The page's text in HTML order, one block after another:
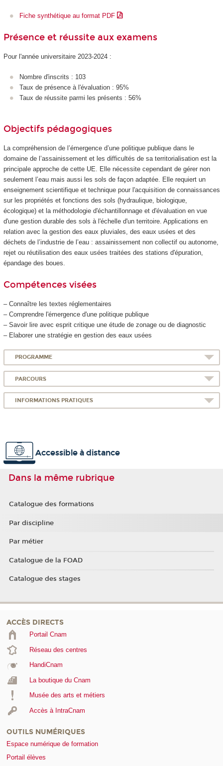
Fiche synthétique au format PDF
Présence et réussite aux examens
Pour l'année universitaire 2023-2024 :
Nombre d'inscrits : 103
Taux de présence à l'évaluation : 95%
Taux de réussite parmi les présents : 56%
Objectifs pédagogiques
La compréhension de l’émergence d’une politique publique dans le
domaine de l’assainissement et les difficultés de sa territorialisation est la
principale approche de cette UE. Elle nécessite cependant de gérer non
seulement l’eau mais aussi les sols de façon adaptée. Elle requiert un
enseignement scientifique et technique pour l'acquisition de connaissances
sur les propriétés et fonctions des sols (hydraulique, biologique,
écologique) et la méthodologie d'échantillonnage et d'évaluation en vue
d'une gestion durable des sols à l'échelle d'un territoire. Applications en
relation avec la gestion des eaux pluviales, des eaux usées et des
déchets de l’industrie de l’eau : assainissement non collectif ou autonome,
rejet ou réutilisation des eaux usées traitées des stations d'épuration,
épandage des boues.
Compétences visées
– Connaître les textes réglementaires
– Comprendre l'émergence d'une politique publique
– Savoir lire avec esprit critique une étude de zonage ou de diagnostic
– Elaborer une stratégie en gestion des eaux usées
PROGRAMME
PARCOURS
INFORMATIONS PRATIQUES
Accessible à distance
Dans la même rubrique
Catalogue des formations
Par discipline
Par métier
Catalogue de la FOAD
Catalogue des stages
ACCÈS DIRECTS
Portail Cnam
Réseau des centres
HandiCnam
La boutique du Cnam
Musée des arts et métiers
Accès à IntraCnam
OUTILS NUMÉRIQUES
Espace numérique de formation
Portail élèves